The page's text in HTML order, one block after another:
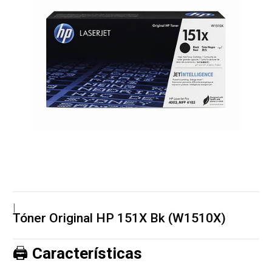
Tóner Original HP 151X Bk (W1510X)
🖨️ Características